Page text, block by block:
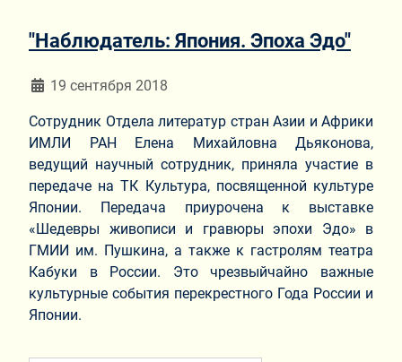
"Наблюдатель: Япония. Эпоха Эдо"
Информация о материале
19 сентября 2018
Сотрудник Отдела литератур стран Азии и Африки
ИМЛИ РАН Елена Михайловна Дьяконова,
ведущий научный сотрудник, приняла участие в
передаче на ТК Культура, посвященной культуре
Японии. Передача приурочена к выставке
«Шедевры живописи и гравюры эпохи Эдо» в
ГМИИ им. Пушкина, а также к гастролям театра
Кабуки в России. Это чрезвыйчайно важные
культурные события перекрестного Года России и
Японии.